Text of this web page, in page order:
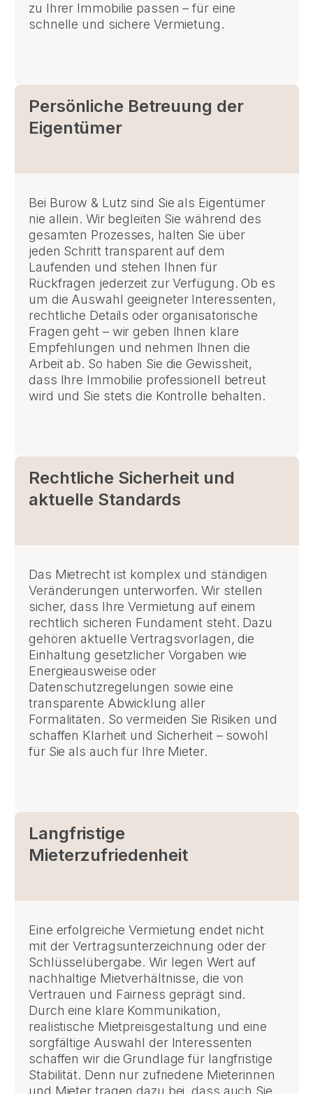
zu Ihrer Immobilie passen – für eine
schnelle und sichere Vermietung.
Persönliche Betreuung der
Eigentümer
Bei Burow & Lutz sind Sie als Eigentümer
nie allein. Wir begleiten Sie während des
gesamten Prozesses, halten Sie über
jeden Schritt transparent auf dem
Laufenden und stehen Ihnen für
Rückfragen jederzeit zur Verfügung. Ob es
um die Auswahl geeigneter Interessenten,
rechtliche Details oder organisatorische
Fragen geht – wir geben Ihnen klare
Empfehlungen und nehmen Ihnen die
Arbeit ab. So haben Sie die Gewissheit,
dass Ihre Immobilie professionell betreut
wird und Sie stets die Kontrolle behalten.
Rechtliche Sicherheit und
aktuelle Standards
Das Mietrecht ist komplex und ständigen
Veränderungen unterworfen. Wir stellen
sicher, dass Ihre Vermietung auf einem
rechtlich sicheren Fundament steht. Dazu
gehören aktuelle Vertragsvorlagen, die
Einhaltung gesetzlicher Vorgaben wie
Energieausweise oder
Datenschutzregelungen sowie eine
transparente Abwicklung aller
Formalitäten. So vermeiden Sie Risiken und
schaffen Klarheit und Sicherheit – sowohl
für Sie als auch für Ihre Mieter.
Langfristige
Mieterzufriedenheit
Eine erfolgreiche Vermietung endet nicht
mit der Vertragsunterzeichnung oder der
Schlüsselübergabe. Wir legen Wert auf
nachhaltige Mietverhältnisse, die von
Vertrauen und Fairness geprägt sind.
Durch eine klare Kommunikation,
realistische Mietpreisgestaltung und eine
sorgfältige Auswahl der Interessenten
schaffen wir die Grundlage für langfristige
Stabilität. Denn nur zufriedene Mieterinnen
und Mieter tragen dazu bei, dass auch Sie